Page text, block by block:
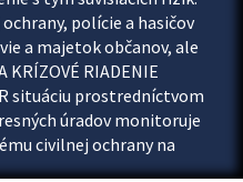
polície a hasičov
a majetok občanov, ale
KRÍZOVÉ RIADENIE
situáciu prostredníctvom
úradov monitoruje
civilnej ochrany na